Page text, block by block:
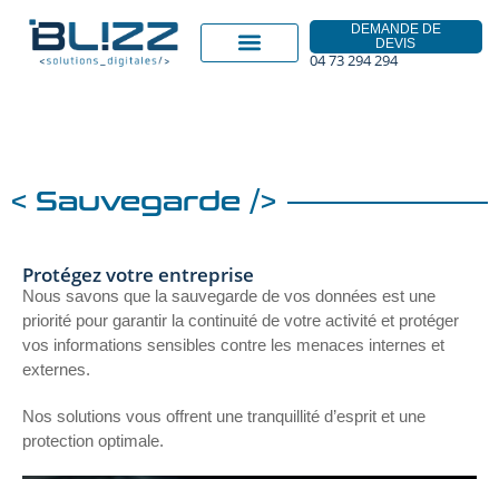
DEMANDE DE
DEVIS
04 73 294 294
< Sauvegarde />
Protégez votre entreprise
Nous savons que la sauvegarde de vos données est une
priorité pour garantir la continuité de votre activité et protéger
vos informations sensibles contre les menaces internes et
externes.
Nos solutions vous offrent une tranquillité d’esprit et une
protection optimale.